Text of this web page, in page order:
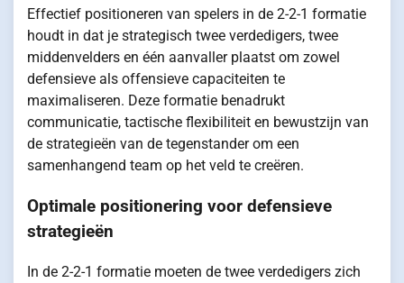
Effectief positioneren van spelers in de 2-2-1 formatie
houdt in dat je strategisch twee verdedigers, twee
middenvelders en één aanvaller plaatst om zowel
defensieve als offensieve capaciteiten te
maximaliseren. Deze formatie benadrukt
communicatie, tactische flexibiliteit en bewustzijn van
de strategieën van de tegenstander om een
samenhangend team op het veld te creëren.
Optimale positionering voor defensieve
strategieën
In de 2-2-1 formatie moeten de twee verdedigers zich